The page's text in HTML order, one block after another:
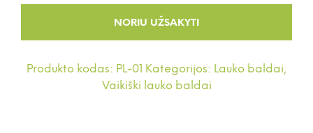
Produkto kodas: PL-01 Kategorijos: Lauko baldai,
Vaikiški lauko baldai